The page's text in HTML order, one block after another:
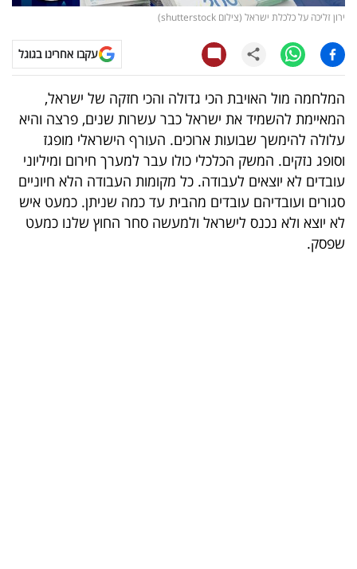
ויראלי
טלוויזיה
עסקי
ספורט
קריירה
ולימודים
מינויים
רייטינג
ירון זליכה על כלכלת ישראל (צילום shutterstock)
עקבו אחרינו בגוגל
המלחמה מול האויבת הכי גדולה והכי חזקה של ישראל,
המאיימת להשמיד את ישראל כבר עשרות שנים, פרצה והיא
עלולה להימשך שבועות ארוכים. העורף הישראלי מופגז
וסופג נזקים. המשק הכלכלי כולו עבר למערך חירום ומיליוני
עובדים לא יוצאים לעבודה. כל מקומות העבודה הלא חיוניים
סגורים ועובדיהם עובדים מהבית עד כמה שניתן. כמעט איש
לא יוצא ולא נכנס לישראל ולמעשה סחר החוץ שלנו כמעט
שפסק.